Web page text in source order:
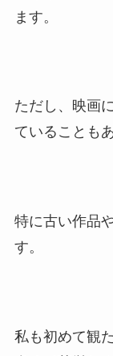
ます。
ただし、映画
ていることも
特に古い作品
す。
私も初めて観